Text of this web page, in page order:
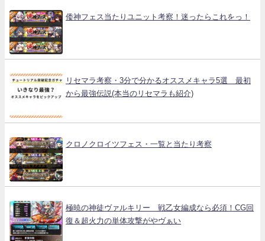
倭神フェス当たりユニット考察！迷ったらこれをっ！
リセマラ考察・3分で分かるオススメキャラ5選 最初
から最強伝説(本当のリセマラも紹介)
クロノクロイツフェス・一覧と当たり考察
極暁の神徒ヴァルキリー 戦乙女編成なら必須！CG回
復＆超火力の単体攻撃がやヴぁい